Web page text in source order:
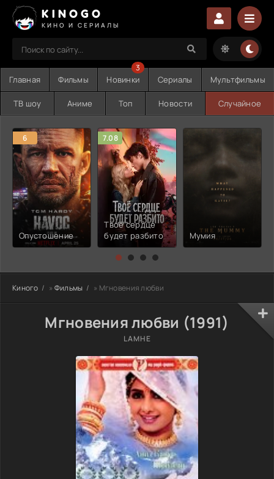
KINOGO
КИНО И СЕРИАЛЫ
Главная Фильмы Новинки
3
Сериалы Мультфильмы
ТВ шоу Аниме Топ Новости Случайное
6
Опустошение
7.08
Твоё сердце
будет разбито
Мумия
Киного » Фильмы » Мгновения любви
Мгновения любви (1991)
LAMHE